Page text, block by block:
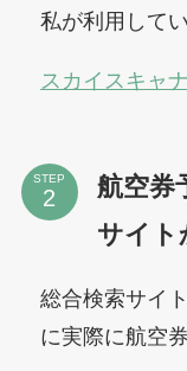
私が利用して
スカイスキャ
STEP
航空券
サイト
総合検索サイ
に実際に航空